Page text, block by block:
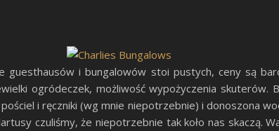
i bungalowów stoi pustych, ceny są
ogródeczek, możliwość wypożyczenia skuterów.
i ręczniki (wg mnie niepotrzebnie) i donoszona
czuliśmy, że niepotrzebnie tak koło nas skaczą.